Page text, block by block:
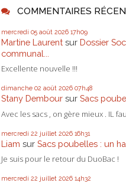
COMMENTAIRES
mercredi 05 août 2026 17h09
Martine Laurent sur Dossier
communal...
Excellente nouvelle !!!
dimanche 02 août 2026 07h48
Stany Dembour sur Sacs
Avec les sacs , on gère mieux . IL
mercredi 22 juillet 2026 16h31
Liam sur Sacs poubelles : un
Je suis pour le retour du DuoBac !
mercredi 22 juillet 2026 14h32